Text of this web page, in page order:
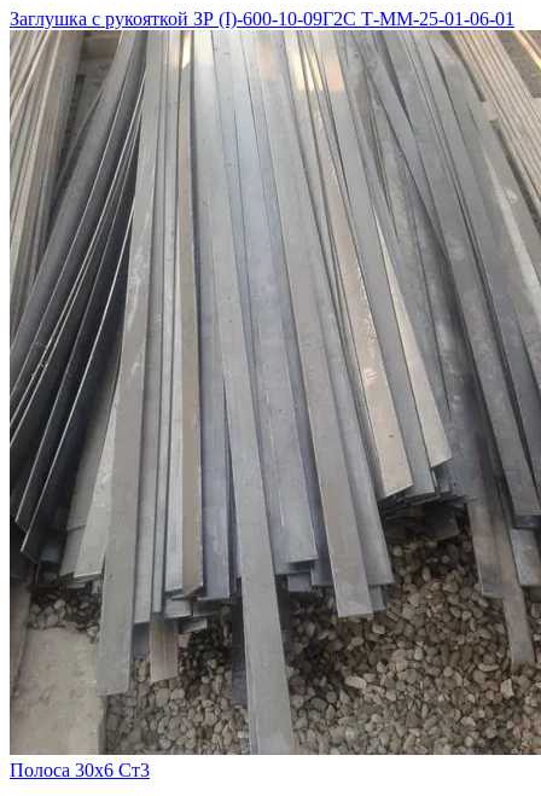
Заглушка с рукояткой ЗР (I)-600-10-09Г2С Т-ММ-25-01-06-01
Полоса 30х6 Ст3